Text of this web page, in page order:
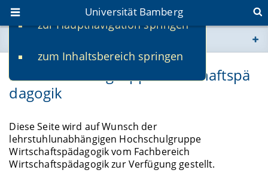
zur Hauptnavigation springen
zum Inhaltsbereich springen
Universität Bamberg
www.uni-bamberg.de
fis.uni-bamberg.de
Die Hochschulgruppe Wirtschaftspä
dagogik
Diese Seite wird auf Wunsch der
lehrstuhlunabhängigen Hochschulgruppe
Wirtschaftspädagogik vom Fachbereich
Wirtschaftspädagogik zur Verfügung gestellt.